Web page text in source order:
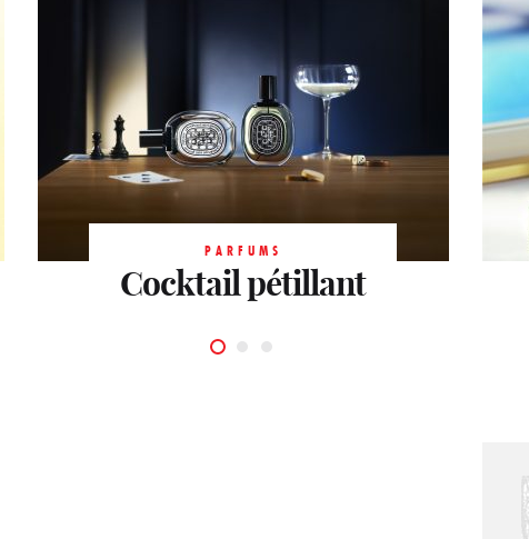
PARFUMS
Cocktail pétillant
PARFUMS
Énigmatique
Rencontre
magique